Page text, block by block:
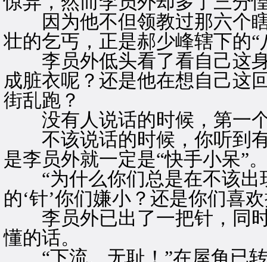
因为他不但领教过那六个瞎
壮的乞丐，正是郝少峰辖下的“
李员外低头看了看自己这身
成脏衣呢？还是他在想自己这
街乱跑？
没有人说话的时候，第一个
不该说话的时候，你听到有
是李员外就一定是“快手小呆”
“为什么你们总是在不该出
的‘针’你们嫌小？还是你们喜
李员外已出了一把针，同时
懂的话。
“下流、无耻！”在屋角已转